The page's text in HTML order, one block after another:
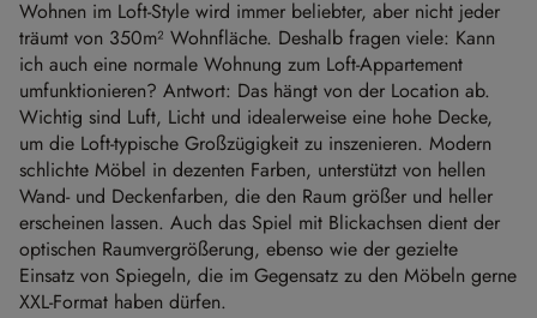
Wohnen im Loft-Style wird immer beliebter, aber nicht jeder
träumt von 350m² Wohnfläche. Deshalb fragen viele: Kann
ich auch eine normale Wohnung zum Loft-Appartement
umfunktionieren? Antwort: Das hängt von der Location ab.
Wichtig sind Luft, Licht und idealerweise eine hohe Decke,
um die Loft-typische Großzügigkeit zu inszenieren. Modern
schlichte Möbel in dezenten Farben, unterstützt von hellen
Wand- und Deckenfarben, die den Raum größer und heller
erscheinen lassen. Auch das Spiel mit Blickachsen dient der
optischen Raumvergrößerung, ebenso wie der gezielte
Einsatz von Spiegeln, die im Gegensatz zu den Möbeln gerne
XXL-Format haben dürfen.